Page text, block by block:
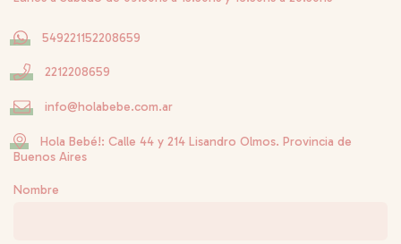
549221152208659
2212208659
info@holabebe.com.ar
Hola Bebé!: Calle 44 y 214 Lisandro Olmos. Provincia de
Buenos Aires
Nombre